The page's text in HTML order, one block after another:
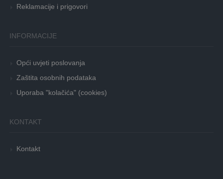
Reklamacije i prigovori
INFORMACIJE
Opći uvjeti poslovanja
Zaštita osobnih podataka
Uporaba "kolačića" (cookies)
KONTAKT
Kontakt